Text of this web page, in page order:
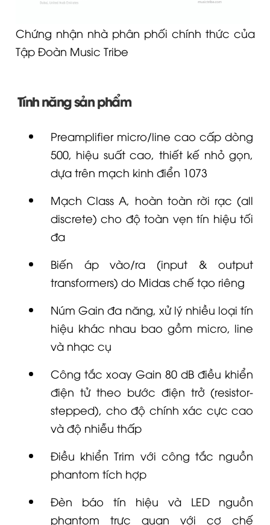
Chứng nhận nhà phân phối chính thức của
Tập Đoàn Music Tribe
Tính năng sản phẩm
Preamplifier micro/line cao cấp dòng
500, hiệu suất cao, thiết kế nhỏ gọn,
dựa trên mạch kinh điển 1073
Mạch Class A, hoàn toàn rời rạc (all
discrete) cho độ toàn vẹn tín hiệu tối
đa
Biến áp vào/ra (input & output
transformers) do Midaschế tạo riêng
Núm Gain đa năng, xử lý nhiều loại tín
hiệu khác nhau bao gồm micro, line
và nhạc cụ
Công tắc xoay Gain 80 dB điều khiển
điện tử theo bước điện trở (resistor-
stepped), cho độ chính xác cực cao
và độ nhiễu thấp
Điều khiển Trim với công tắc nguồn
phantom tích hợp
Đèn báo tín hiệu và LED nguồn
phantom trực quan với cơ chế